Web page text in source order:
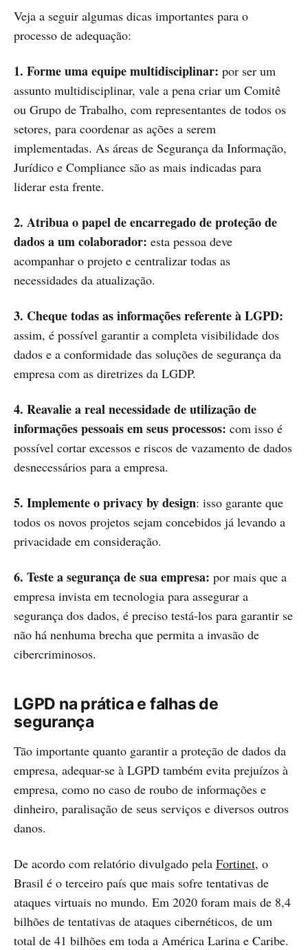
Veja a seguir algumas dicas importantes para o
processo de adequação:
1. Forme uma equipe multidisciplinar: por ser um
assunto multidisciplinar, vale a pena criar um Comitê
ou Grupo de Trabalho, com representantes de todos os
setores, para coordenar as ações a serem
implementadas. As áreas de Segurança da Informação,
Jurídico e Compliance são as mais indicadas para
liderar esta frente.
2. Atribua o papel de encarregado de proteção de
dados a um colaborador: esta pessoa deve
acompanhar o projeto e centralizar todas as
necessidades da atualização.
3. Cheque todas as informações referente à LGPD:
assim, é possível garantir a completa visibilidade dos
dados e a conformidade das soluções de segurança da
empresa com as diretrizes da LGDP.
4. Reavalie a real necessidade de utilização de
informações pessoais em seus processos: com isso é
possível cortar excessos e riscos de vazamento de dados
desnecessários para a empresa.
5. Implemente o privacy by design: isso garante que
todos os novos projetos sejam concebidos já levando a
privacidade em consideração.
6. Teste a segurança de sua empresa: por mais que a
empresa invista em tecnologia para assegurar a
segurança dos dados, é preciso testá-los para garantir se
não há nenhuma brecha que permita a invasão de
cibercriminosos.
LGPD na prática e falhas de
segurança
Tão importante quanto garantir a proteção de dados da
empresa, adequar-se à LGPD também evita prejuízos à
empresa, como no caso de roubo de informações e
dinheiro, paralisação de seus serviços e diversos outros
danos.
De acordo com relatório divulgado pela Fortinet, o
Brasil é o terceiro país que mais sofre tentativas de
ataques virtuais no mundo. Em 2020 foram mais de 8,4
bilhões de tentativas de ataques cibernéticos, de um
total de 41 bilhões em toda a América Larina e Caribe.